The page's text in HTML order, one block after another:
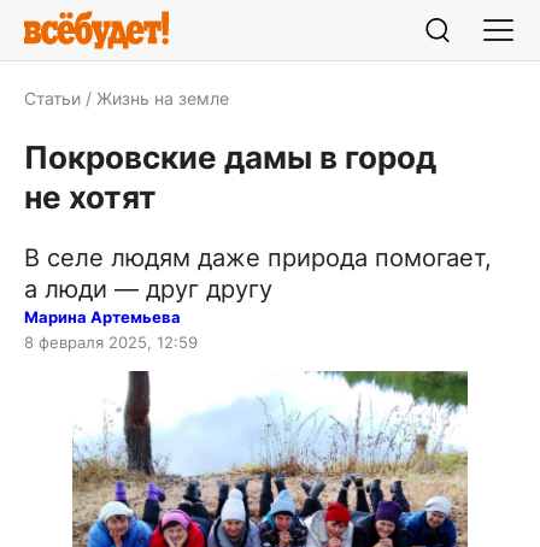
Статьи Жизнь на земле
Покровские дамы в город
не хотят
В селе людям даже природа помогает,
а люди — друг другу
Марина Артемьева
8 февраля 2025, 12:59